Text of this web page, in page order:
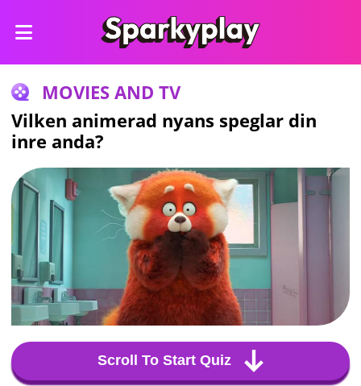
MOVIES AND TV
Vilken animerad nyans speglar din
inre anda?
Scroll To Start Quiz